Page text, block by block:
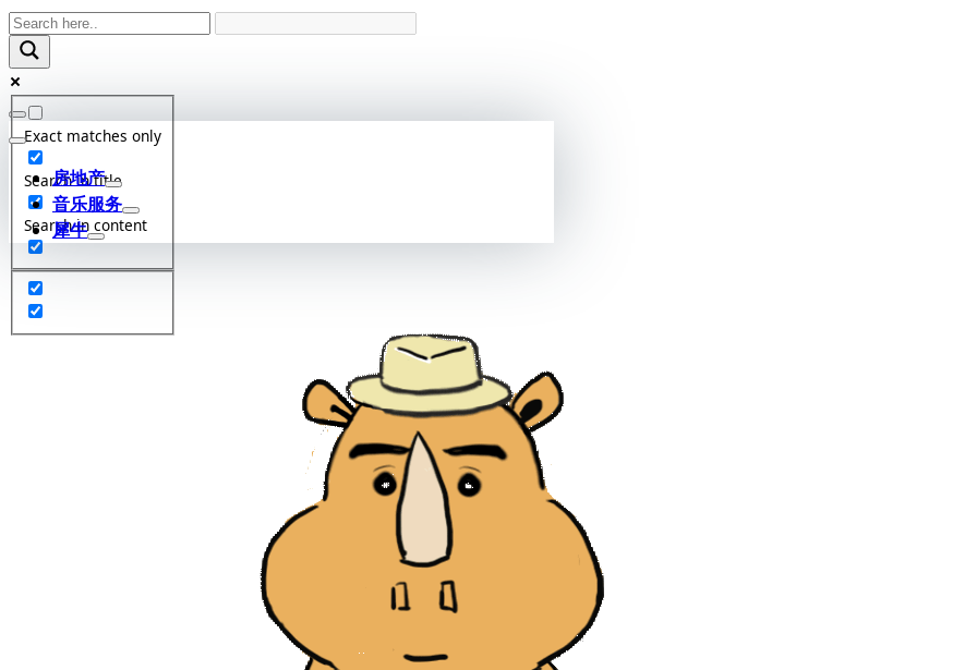
Skip
to
content
Exact matches only
Search in title
Search in content
房地产
音乐服务
犀牛